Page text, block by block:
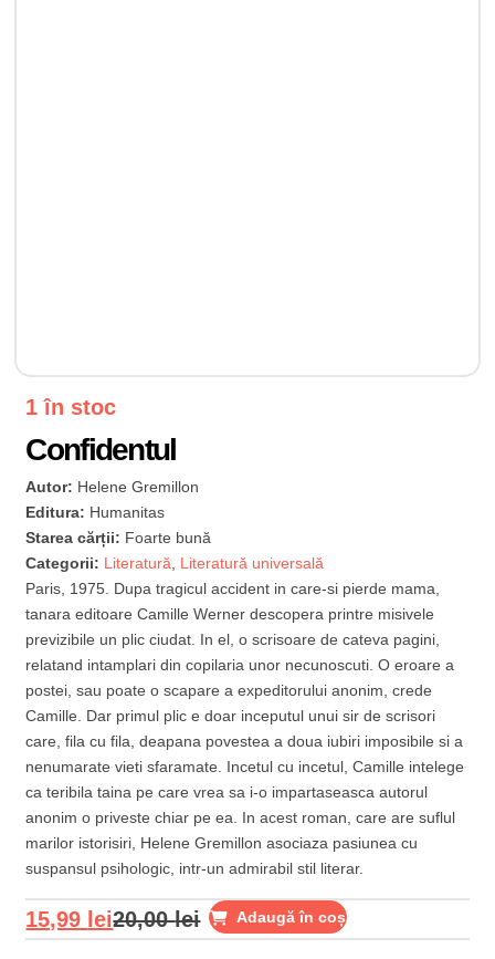
1 în stoc
Confidentul
Autor: Helene Gremillon
Editura: Humanitas
Starea cărții: Foarte bună
Categorii: Literatură, Literatură universală
Paris, 1975. Dupa tragicul accident in care-si pierde mama,
tanara editoare Camille Werner descopera printre misivele
previzibile un plic ciudat. In el, o scrisoare de cateva pagini,
relatand intamplari din copilaria unor necunoscuti. O eroare a
postei, sau poate o scapare a expeditorului anonim, crede
Camille. Dar primul plic e doar inceputul unui sir de scrisori
care, fila cu fila, deapana povestea a doua iubiri imposibile si a
nenumarate vieti sfaramate. Incetul cu incetul, Camille intelege
ca teribila taina pe care vrea sa i-o impartaseasca autorul
anonim o priveste chiar pe ea. In acest roman, care are suflul
marilor istorisiri, Helene Gremillon asociaza pasiunea cu
suspansul psihologic, intr-un admirabil stil literar.
20,00lei
15,99 lei Adaugă în coș